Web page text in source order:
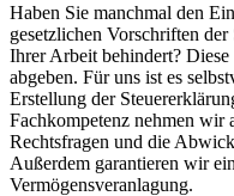
Haben Sie manchmal den
gesetzlichen Vorschriften
Ihrer Arbeit behindert?
abgeben. Für uns ist es
Erstellung der
Fachkompetenz nehmen wir
Rechtsfragen und die
Außerdem garantieren wir
Vermögensveranlagung.